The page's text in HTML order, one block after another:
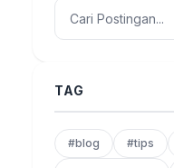
TAG
#blog #tips